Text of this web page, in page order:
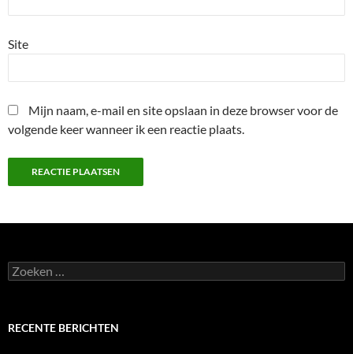
Site
Mijn naam, e-mail en site opslaan in deze browser voor de
volgende keer wanneer ik een reactie plaats.
Zoeken
naar:
RECENTE BERICHTEN